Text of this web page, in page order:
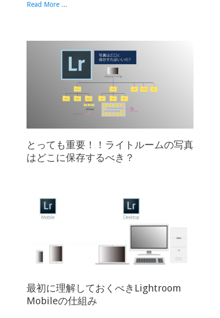
Read More ...
とっても重要！！ライトルームの写真
はどこに保存するべき？
最初に理解しておくべきLightroom
Mobileの仕組み